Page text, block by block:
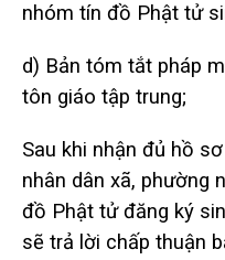
nhóm tín đồ Phật tử
d) Bản tóm tắt pháp
tôn giáo tập trung;
Sau khi nhận đủ hồ
nhân dân xã, phường
đồ Phật tử đăng ký
sẽ trả lời chấp thuận